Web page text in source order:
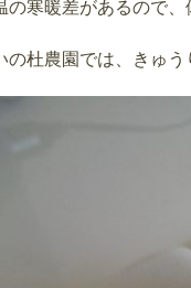
の寒暖差があるので、
の杜農園では、きゅ